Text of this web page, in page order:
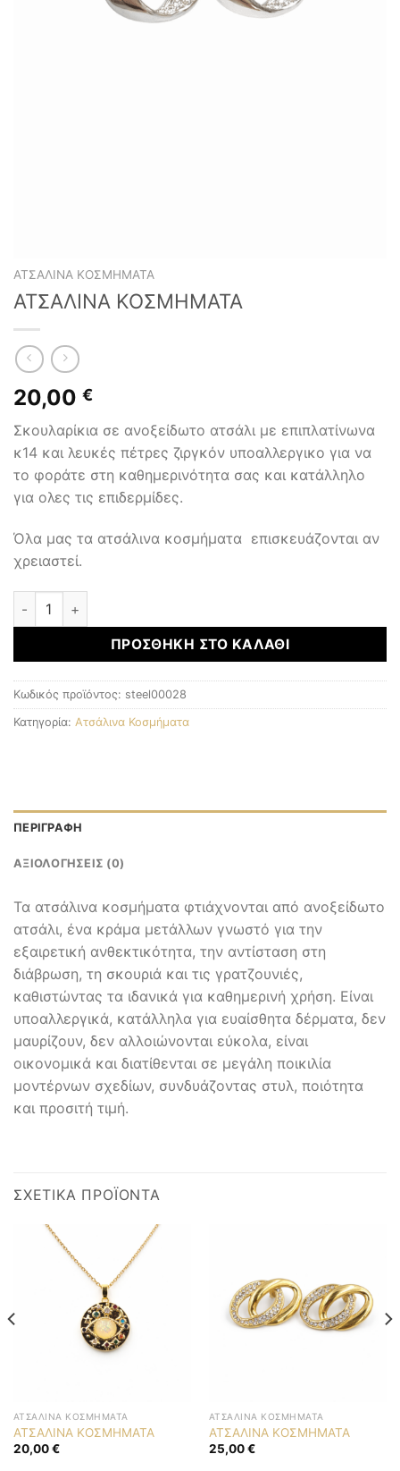
ΑΤΣΆΛΙΝΑ ΚΟΣΜΉΜΑΤΑ
ΑΤΣΑΛΙΝΑ ΚΟΣΜΗΜΑΤΑ
20,00 €
Σκουλαρίκια σε ανοξείδωτο ατσάλι με επιπλατίνωνα
κ14 και λευκές πέτρες ζιργκόν υποαλλεργικο για να
το φοράτε στη καθημερινότητα σας και κατάλληλο
για ολες τις επιδερμίδες.
Όλα μας τα ατσάλινα κοσμήματα επισκευάζονται αν
χρειαστεί.
ΑΤΣΑΛΙΝΑ ΚΟΣΜΗΜΑΤΑ ποσότητα
ΠΡΟΣΘΉΚΗ ΣΤΟ ΚΑΛΆΘΙ
Κωδικός προϊόντος: steel00028
Κατηγορία: Ατσάλινα Κοσμήματα
ΠΕΡΙΓΡΑΦΉ
ΑΞΙΟΛΟΓΉΣΕΙΣ (0)
Τα ατσάλινα κοσμήματα φτιάχνονται από ανοξείδωτο
ατσάλι, ένα κράμα μετάλλων γνωστό για την
εξαιρετική ανθεκτικότητα, την αντίσταση στη
διάβρωση, τη σκουριά και τις γρατζουνιές,
καθιστώντας τα ιδανικά για καθημερινή χρήση. Είναι
υποαλλεργικά, κατάλληλα για ευαίσθητα δέρματα, δεν
μαυρίζουν, δεν αλλοιώνονται εύκολα, είναι
οικονομικά και διατίθενται σε μεγάλη ποικιλία
μοντέρνων σχεδίων, συνδυάζοντας στυλ, ποιότητα
και προσιτή τιμή.
ΣΧΕΤΙΚΆ ΠΡΟΪΌΝΤΑ
ΑΤΣΆΛΙΝΑ ΚΟΣΜΉΜΑΤΑ
ΑΤΣΑΛΙΝΑ ΚΟΣΜΗΜΑΤΑ
20,00€
ΑΤΣΆΛΙΝΑ ΚΟΣΜΉΜΑΤΑ
ΑΤΣΑΛΙΝΑ ΚΟΣΜΗΜΑΤΑ
25,00€